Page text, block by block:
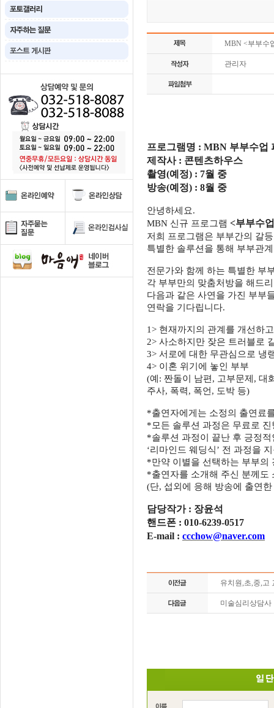
MBN <부부수
관리자
프로그램명 : MBN 부부수업
제작사 : 콘텐츠하우스
촬영(예정) : 7월 중
방송(예정) : 8월 중
안녕하세요.
MBN 신규 프로그램 <부부수
저희 프로그램은 부부간의 갈
특별한 솔루션을 통해 부부관
전문가와 함께 하는 특별한 부
각 부부만의 맞춤처방을 해드
다음과 같은 사연을 가진 부부
연락을 기다립니다.
1> 현재까지의 관계를 개선하
2> 사소하지만 잦은 트러블로
3> 서로에 대한 무관심으로 냉
4> 이혼 위기에 놓인 부부
(예 : 짠돌이 남편 , 고부문제 , 대
주사, 폭력, 폭언 , 도박 등)
*출연자에게는 소정의 출연료
*모든 솔루션 과정은 무료로
*솔루션 과정이 끝난 후 긍정
‘리마인드 웨딩식’ 전 과정을
*만약 이별을 선택하는 부부의
*출연자를 소개해 주신 분께도
(단, 섭외에 응해 방송에 출연
담당작가 : 장윤석
핸드폰 : 010-6239-0517
E-mail : ccchow@naver.com
유치원,초,중,고
미술심리상담사